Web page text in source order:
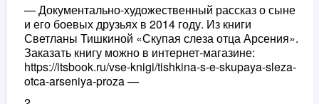
— Документально-художественный рассказ о сыне
и его боевых друзьях в 2014 году. Из книги
Светланы Тишкиной «Скупая слеза отца Арсения».
Заказать книгу можно в интернет-магазине:
https://itsbook.ru/vse-knigi/tishkina-s-e-skupaya-sleza-
otca-arseniya-proza —